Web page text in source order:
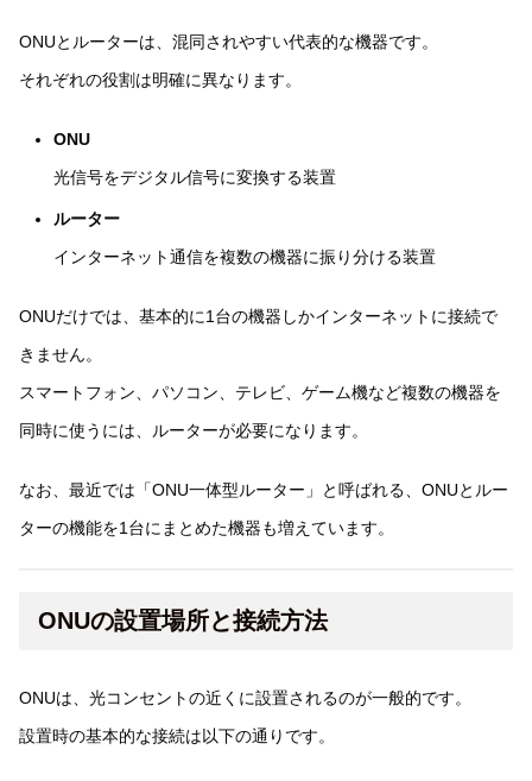
ONUとルーターは、混同されやすい代表的な機器です。
それぞれの役割は明確に異なります。
ONU
光信号をデジタル信号に変換する装置
ルーター
インターネット通信を複数の機器に振り分ける装置
ONUだけでは、基本的に1台の機器しかインターネットに接続で
きません。
スマートフォン、パソコン、テレビ、ゲーム機など複数の機器を
同時に使うには、ルーターが必要になります。
なお、最近では「ONU一体型ルーター」と呼ばれる、ONUとルー
ターの機能を1台にまとめた機器も増えています。
ONUの設置場所と接続方法
ONUは、光コンセントの近くに設置されるのが一般的です。
設置時の基本的な接続は以下の通りです。